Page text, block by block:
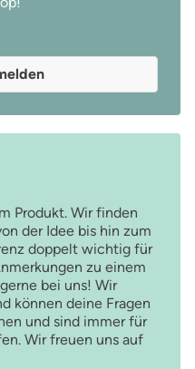
Produkt. Wir finden
der Idee bis hin zum
doppelt wichtig für
zu einem
bei uns! Wir
können deine Fragen
und sind immer für
Wir freuen uns auf